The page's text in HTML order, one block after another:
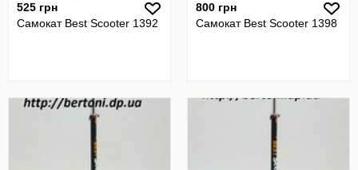
525 грн
Самокат Best Scooter 1392
800 грн
Самокат Best Scooter 1398